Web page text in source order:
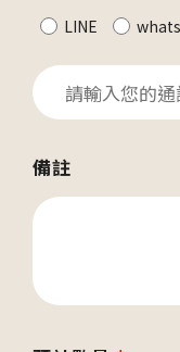
LINE
備註